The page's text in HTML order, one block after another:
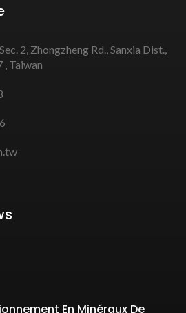
2, Zhongzheng Rd., Sanxia Dist.,
Taiwan
En Minéraux De